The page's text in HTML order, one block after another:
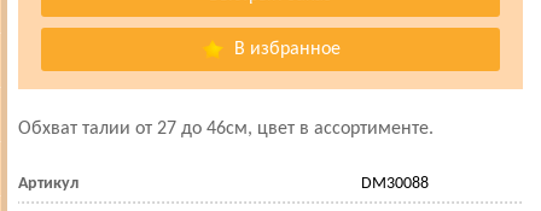
В избранное
Обхват талии от 27 до 46см, цвет в ассортименте.
Артикул DM30088